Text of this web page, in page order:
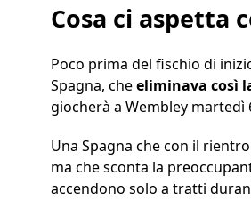
Cosa ci aspetta
Poco prima del fischio di
Spagna, cheeliminava così
giocherà a Wembley martedì
Una Spagna che con il
ma che sconta la
accendono solo a tratti